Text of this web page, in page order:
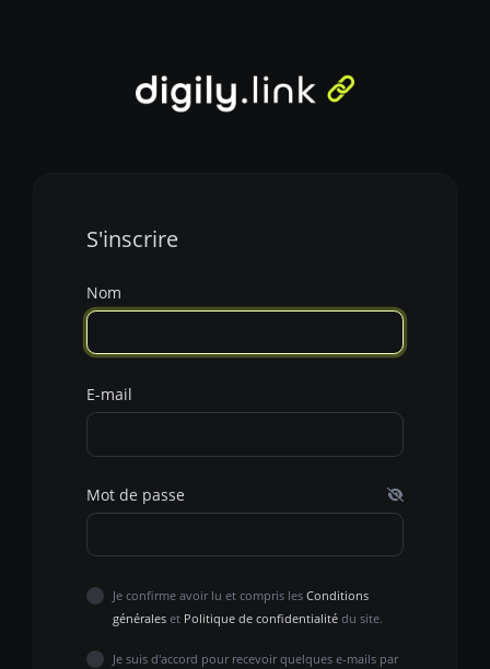
S'inscrire
Nom
E-mail
Mot de passe
Je confirme avoir lu et compris les Conditions
générales et Politique de confidentialité du site.
Je suis d'accord pour recevoir quelques e-mails par